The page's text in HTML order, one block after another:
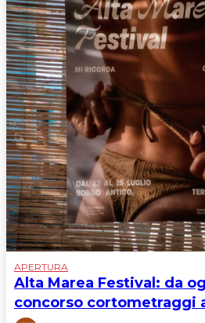
APERTURA
Alta Marea Festival: da
concorso cortometraggi